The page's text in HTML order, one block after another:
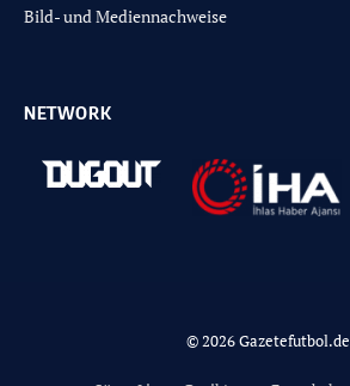
Bild- und Mediennachweise
NETWORK
© 2026 Gazetefutbol.de